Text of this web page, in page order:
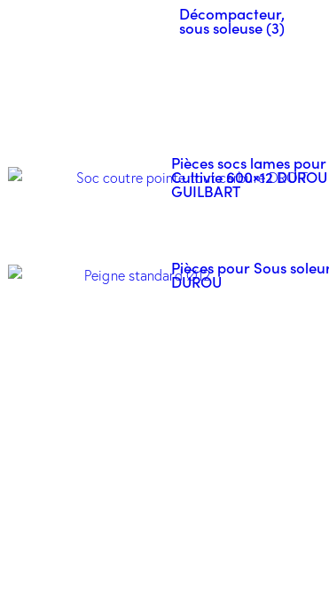
Décompacteur,
sous soleuse (3)
Pièces socs lames pour
Cultivie 600×12 DUROU
GUILBART
Pièces pour Sous
DUROU